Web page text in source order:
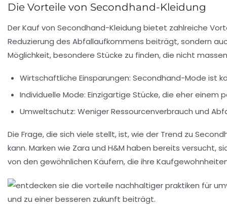
Die Vorteile von Secondhand-Kleidung
Der Kauf von Secondhand-Kleidung bietet zahlreiche
Reduzierung des Abfallaufkommens beiträgt, sondern
Möglichkeit, besondere Stücke zu finden, die nicht
Wirtschaftliche Einsparungen: Secondhand-Mode ist
Individuelle Mode: Einzigartige Stücke, die eher einem
Umweltschutz: Weniger Ressourcenverbrauch und
Die Frage, die sich viele stellt, ist, wie der Trend zu
kann. Marken wie Zara und H&M haben bereits versucht,
von den gewöhnlichen Käufern, die ihre